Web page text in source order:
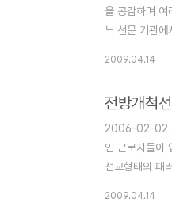
을 공감하며 여
느 선문 기관에
2009.04.14
전방개척
2006-02-02
인 근로자들이
선교형태의 패
2009.04.14